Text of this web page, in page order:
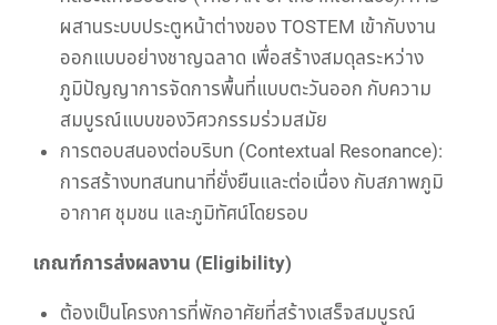
ผสานระบบประตูหน้าต่างของ TOSTEM เข้ากับงาน
ออกแบบอย่างชาญฉลาด เพื่อสร้างสมดุลระหว่าง
ภูมิปัญญาการจัดการพื้นที่แบบตะวันออก กับความ
สมบูรณ์แบบของวิศวกรรมร่วมสมัย
การตอบสนองต่อบริบท (Contextual Resonance):
การสร้างบทสนทนาที่ยั่งยืนและต่อเนื่อง กับสภาพภูมิ
อากาศ ชุมชน และภูมิทัศน์โดยรอบ
เกณฑ์การส่งผลงาน (Eligibility)
ต้องเป็นโครงการที่พักอาศัยที่สร้างเสร็จสมบูรณ์